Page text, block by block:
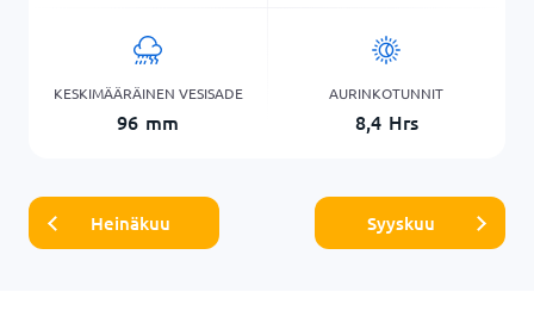
KESKIMÄÄRÄINEN VESISADE
96 mm
AURINKOTUNNIT
8,4 Hrs
Heinäkuu Syyskuu